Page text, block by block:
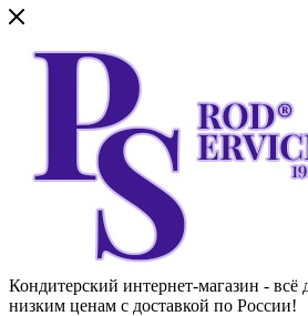
Кондитерский интернет-магазин - всё
низким ценам с доставкой по России!